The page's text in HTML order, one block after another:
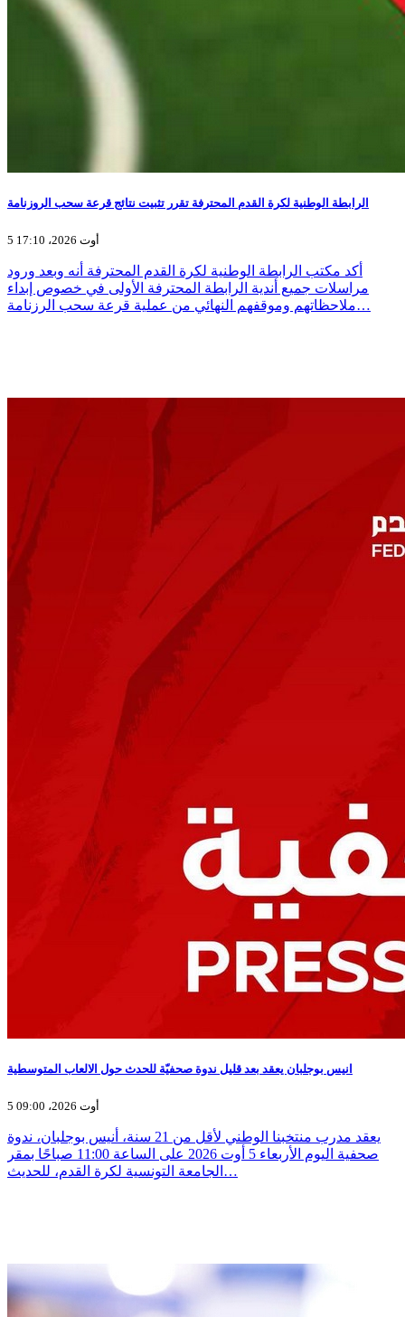
الرابطة الوطنية لكرة القدم المحترفة تقرر تثبيت نتائج قرعة سحب الروزنامة
5 أوت 2026، 17:10
أكد مكتب الرابطة الوطنية لكرة القدم المحترفة أنه وبعد ورود
مراسلات جميع أندية الرابطة المحترفة الأولى في خصوص إبداء
ملاحظاتهم وموقفهم النهائي من عملية قرعة سحب الرزنامة…
انيس بوجلبان يعقد بعد قليل ندوة صحفيّة للحدث حول الالعاب المتوسطية
5 أوت 2026، 09:00
يعقد مدرب منتخبنا الوطني لأقل من 21 سنة، أنيس بوجلبان، ندوة
صحفية اليوم الأربعاء 5 أوت 2026 على الساعة 11:00 صباحًا بمقر
الجامعة التونسية لكرة القدم، للحديث…